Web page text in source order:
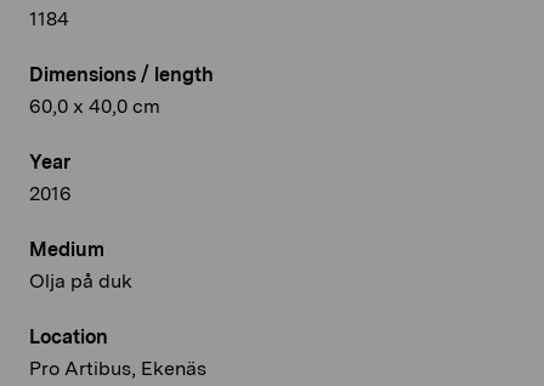
1184
Dimensions / length
60,0 x 40,0 cm
Year
2016
Medium
Olja på duk
Location
Pro Artibus, Ekenäs